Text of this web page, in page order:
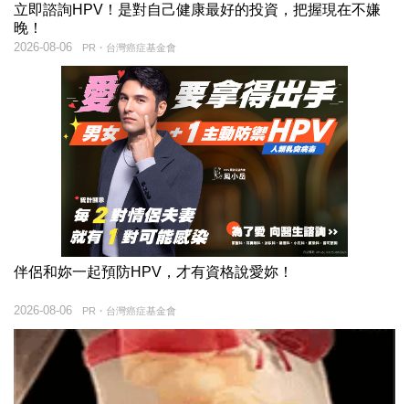
立即諮詢HPV！是對自己健康最好的投資，把握現在不嫌
晚！
PR・台灣癌症基金會
2026-08-06
伴侶和妳一起預防HPV，才有資格說愛妳！
PR・台灣癌症基金會
2026-08-06